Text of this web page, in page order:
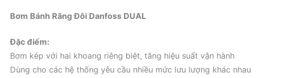
Bơm Bánh Răng Đôi Danfoss DUAL
Đặc điểm:
Bơm kép với hai khoang riêng biệt, tăng hiệu suất vận hành
Dùng cho các hệ thống yêu cầu nhiều mức lưu lượng khác nhau